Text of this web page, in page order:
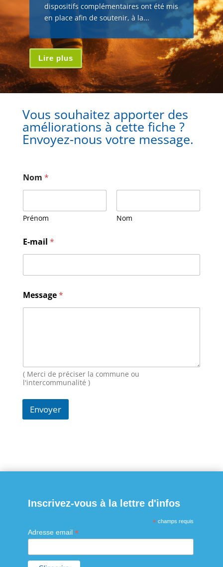
dispositifs complémentaires ont été mis
en place afin de soutenir, à la...
Lire plus
Vous souhaitez apporter des
améliorations à cette fiche ?
Envoyez-nous votre message.
Nom *
Prénom Nom
E-mail *
o
m
M
e
s
g
Message*
( Merci de préciser la commune ou
l'intercommunalité )
Envoyer
Inscrivez-vous à la lettre d'infos
* champs requis
Adresse email *